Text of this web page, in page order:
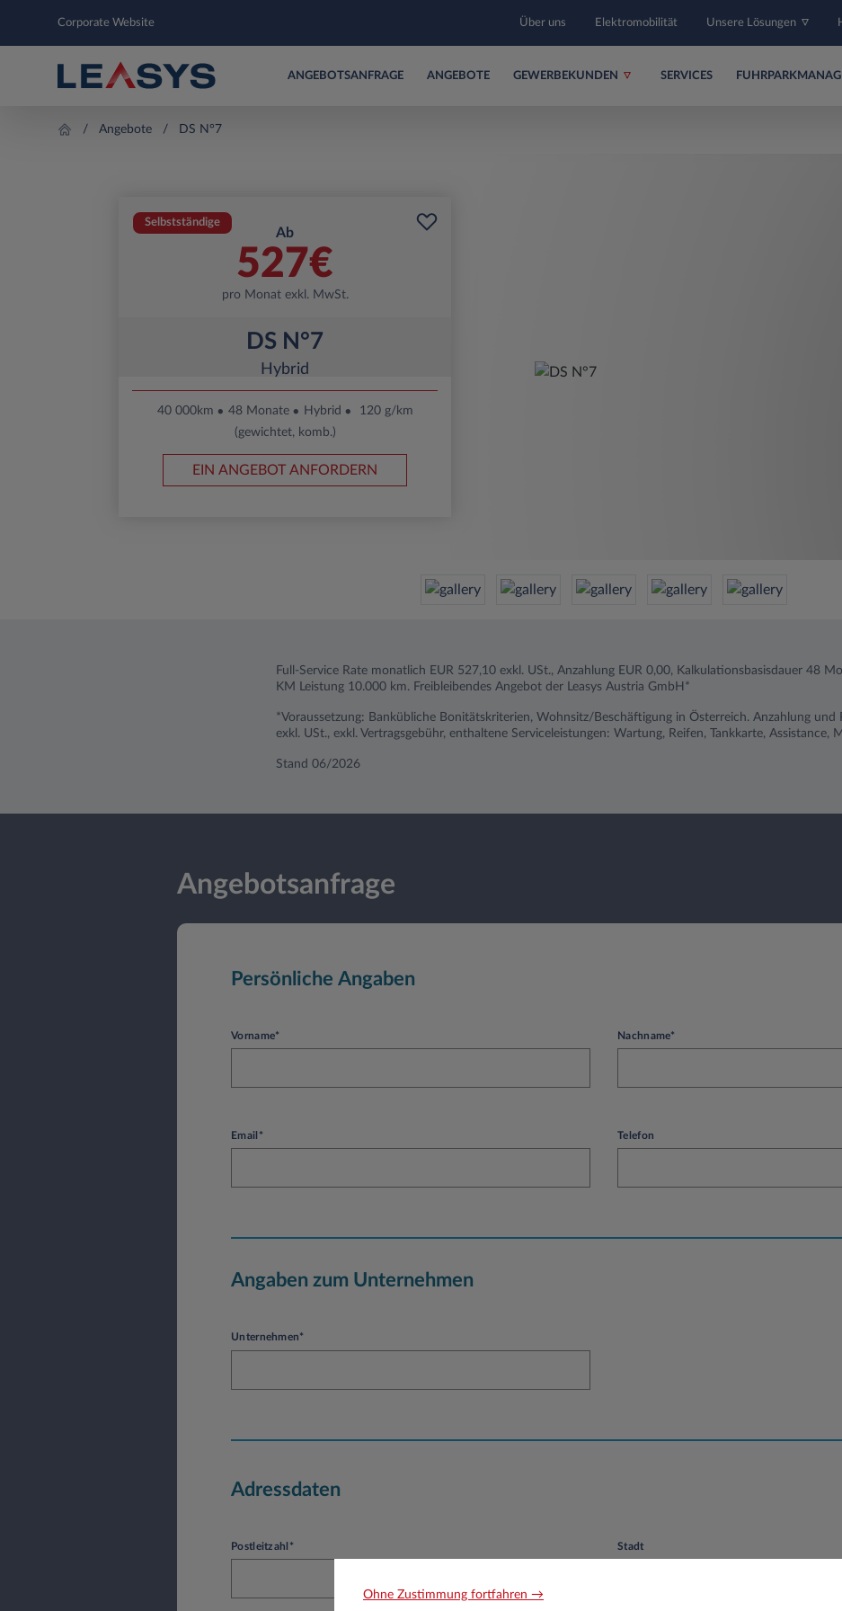
Corporate Website Über uns Elektromobilität Unsere Lösungen
ANGEBOTSANFRAGE ANGEBOTE GEWERBEKUNDEN SERVICES
Angebote DS N°7
Selbstständige
Ab
527€
pro Monat exkl. MwSt.
DS N°7
Hybrid
40 000km 48 Monate Hybrid
120 g/km
(gewichtet, komb.)
EIN ANGEBOT ANFORDERN
Full-Service Rate monatlich EUR 527,10 exkl. USt., Anzahlung EUR 0,00, Kalkulationsbasisdauer 48
KM Leistung 10.000 km. Freibleibendes Angebot der Leasys Austria GmbH*
*Voraussetzung: Bankübliche Bonitätskriterien, Wohnsitz/Beschäftigung in Österreich. Anzahlung und
exkl. USt., exkl. Vertragsgebühr, enthaltene Serviceleistungen: Wartung, Reifen, Tankkarte, Assistance,
Stand 06/2026
Angebotsanfrage
Persönliche Angaben
Vorname* Nachname*
Email* Telefon
Angaben zum Unternehmen
Unternehmen*
Adressdaten
Postleitzahl* Stadt
Ohne Zustimmung fortfahren →